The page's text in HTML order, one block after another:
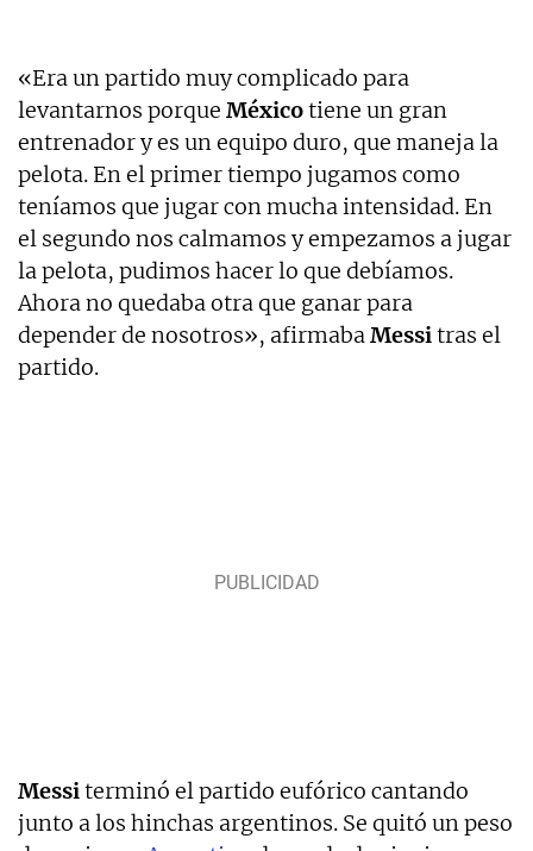
«Era un partido muy complicado para
levantarnos porque Méxicotiene un gran
entrenador y es un equipo duro, que maneja la
pelota. En el primer tiempo jugamos como
teníamos que jugar con mucha intensidad. En
el segundo nos calmamos y empezamos a jugar
la pelota, pudimos hacer lo que debíamos.
Ahora no quedaba otra que ganar para
depender de nosotros», afirmabaMessitras el
partido.
Messiterminó el partido eufórico cantando
junto a los hinchas argentinos. Se quitó un peso